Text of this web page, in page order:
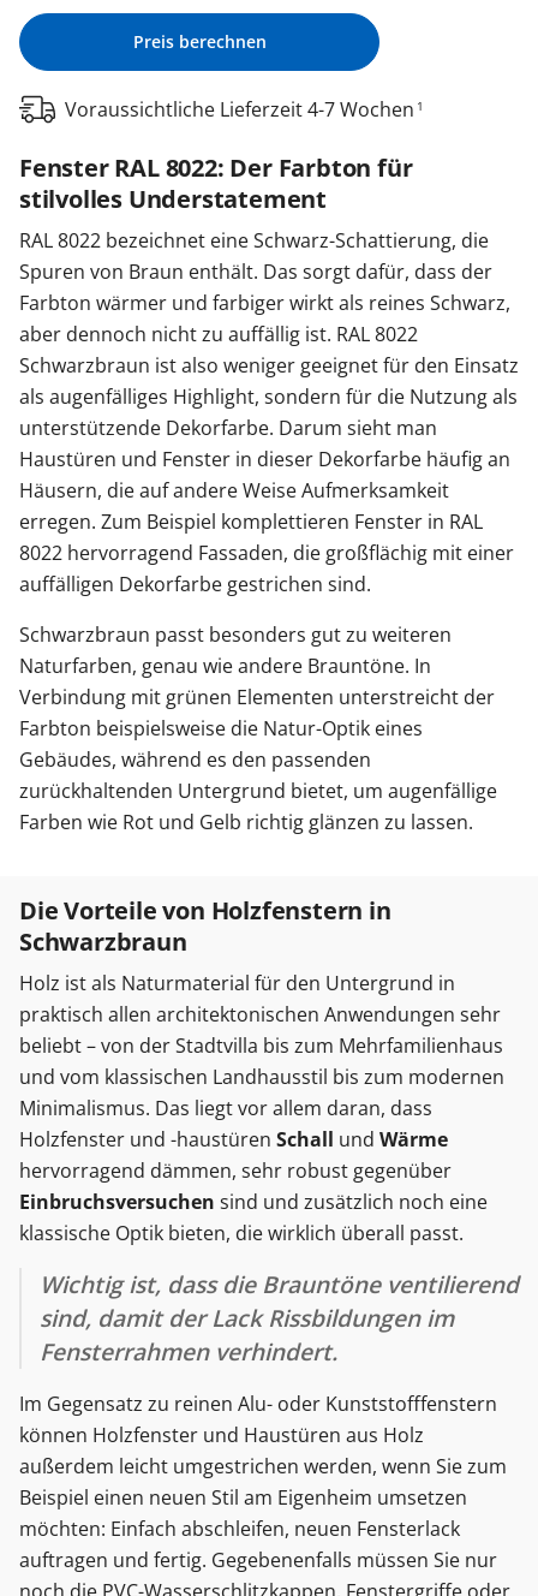
Preis berechnen
Voraussichtliche Lieferzeit 4-7 Wochen 1
Fenster RAL 8022: Der Farbton für
stilvolles Understatement
RAL 8022 bezeichnet eine Schwarz-Schattierung, die
Spuren von Braun enthält. Das sorgt dafür, dass der
Farbton wärmer und farbiger wirkt als reines Schwarz,
aber dennoch nicht zu auffällig ist. RAL 8022
Schwarzbraun ist also weniger geeignet für den Einsatz
als augenfälliges Highlight, sondern für die Nutzung als
unterstützende Dekorfarbe. Darum sieht man
Haustüren und Fenster in dieser Dekorfarbe häufig an
Häusern, die auf andere Weise Aufmerksamkeit
erregen. Zum Beispiel komplettieren Fenster in RAL
8022 hervorragend Fassaden, die großflächig mit einer
auffälligen Dekorfarbe gestrichen sind.
Schwarzbraun passt besonders gut zu weiteren
Naturfarben, genau wie andere Brauntöne. In
Verbindung mit grünen Elementen unterstreicht der
Farbton beispielsweise die Natur-Optik eines
Gebäudes, während es den passenden
zurückhaltenden Untergrund bietet, um augenfällige
Farben wie Rot und Gelb richtig glänzen zu lassen.
Die Vorteile von Holzfenstern in
Schwarzbraun
Holz ist als Naturmaterial für den Untergrund in
praktisch allen architektonischen Anwendungen sehr
beliebt – von der Stadtvilla bis zum Mehrfamilienhaus
und vom klassischen Landhausstil bis zum modernen
Minimalismus. Das liegt vor allem daran, dass
Holzfenster und -haustüren Schall und Wärme
hervorragend dämmen, sehr robust gegenüber
Einbruchsversuchen sind und zusätzlich noch eine
klassische Optik bieten, die wirklich überall passt.
Wichtig ist, dass die Brauntöne ventilierend
sind, damit der Lack Rissbildungen im
Fensterrahmen verhindert.
Im Gegensatz zu reinen Alu- oder Kunststofffenstern
können Holzfenster und Haustüren aus Holz
außerdem leicht umgestrichen werden, wenn Sie zum
Beispiel einen neuen Stil am Eigenheim umsetzen
möchten: Einfach abschleifen, neuen Fensterlack
auftragen und fertig. Gegebenenfalls müssen Sie nur